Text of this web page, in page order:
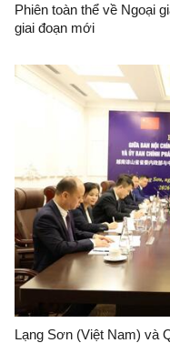
Phiên toàn thể về Ngoại
giai đoạn mới
Lạng Sơn (Việt Nam) và